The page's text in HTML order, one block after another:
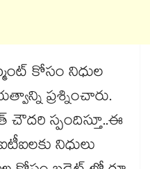
కోసం నిధుల
ప్రశ్నించారు.
చౌదరి స్పందిస్తూ..ఈ
నిధులు